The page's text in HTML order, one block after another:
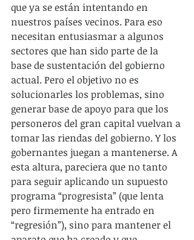
que ya se están intentando en
nuestros países vecinos. Para eso
necesitan entusiasmar a algunos
sectores que han sido parte de la
base de sustentación del gobierno
actual. Pero el objetivo no es
solucionarles los problemas, sino
generar base de apoyo para que los
personeros del gran capital vuelvan a
tomar las riendas del gobierno. Y los
gobernantes juegan a mantenerse. A
esta altura, pareciera que no tanto
para seguir aplicando un supuesto
programa “progresista” (que lenta
pero firmemente ha entrado en
“regresión”), sino para mantener el